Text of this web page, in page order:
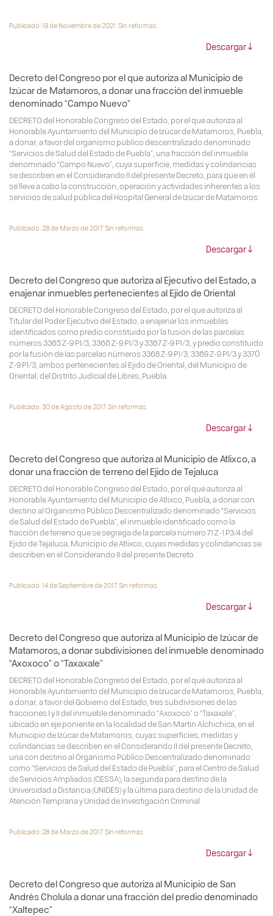
Publicado: 19 de Noviembre de 2021. Sin reformas.
Descargar
Decreto del Congreso por el que autoriza al Municipio de
Izúcar de Matamoros, a donar una fracción del inmueble
denominado “Campo Nuevo”
DECRETO del Honorable Congreso del Estado, por el que autoriza al
Honorable Ayuntamiento del Municipio de Izúcar de Matamoros, Puebla,
a donar, a favor del organismo público descentralizado denominado
“Servicios de Salud del Estado de Puebla”, una fracción del inmueble
denominado “Campo Nuevo”, cuya superficie, medidas y colindancias
se describen en el Considerando II del presente Decreto, para que en él
se lleve a cabo la construcción, operación y actividades inherentes a los
servicios de salud pública del Hospital General de Izúcar de Matamoros.
Publicado: 28 de Marzo de 2017. Sin reformas.
Descargar
Decreto del Congreso que autoriza al Ejecutivo del Estado, a
enajenar inmuebles pertenecientes al Ejido de Oriental
DECRETO del Honorable Congreso del Estado, por el que autoriza al
Titular del Poder Ejecutivo del Estado, a enajenar los inmuebles
identificados como predio constituido por la fusión de las parcelas
números 3365 Z-9 P1/3, 3366 Z-9 P1/3 y 3367 Z-9 P1/3, y predio constituido
por la fusión de las parcelas números 3368 Z-9 P1/3, 3369 Z-9 P1/3 y 3370
Z-9 P1/3, ambos pertenecientes al Ejido de Oriental, del Municipio de
Oriental, del Distrito Judicial de Libres, Puebla.
Publicado: 30 de Agosto de 2017. Sin reformas.
Descargar
Decreto del Congreso que autoriza al Municipio de Atlixco, a
donar una fracción de terreno del Ejido de Tejaluca
DECRETO del Honorable Congreso del Estado, por el que autoriza al
Honorable Ayuntamiento del Municipio de Atlixco, Puebla, a donar con
destino al Organismo Público Descentralizado denominado “Servicios
de Salud del Estado de Puebla”, el inmueble identificado como la
fracción de terreno que se segrega de la parcela número 71 Z-1 P3/4 del
Ejido de Tejaluca, Municipio de Atlixco, cuyas medidas y colindancias se
describen en el Considerando II del presente Decreto.
Publicado: 14 de Septiembre de 2017. Sin reformas.
Descargar
Decreto del Congreso que autoriza al Municipio de Izúcar de
Matamoros, a donar subdivisiones del inmueble denominado
“Axoxoco” o “Taxaxale”
DECRETO del Honorable Congreso del Estado, por el que autoriza al
Honorable Ayuntamiento del Municipio de Izúcar de Matamoros, Puebla,
a donar, a favor del Gobierno del Estado, tres subdivisiones de las
fracciones I y II del inmueble denominado “Axoxoco” o “Taxaxale”,
ubicado en eje poniente en la localidad de San Martín Alchichica, en el
Municipio de Izúcar de Matamoros, cuyas superficies, medidas y
colindancias se describen en el Considerando II del presente Decreto,
una con destino al Organismo Público Descentralizado denominado
como “Servicios de Salud del Estado de Puebla”, para el Centro de Salud
de Servicios Ampliados (CESSA), la segunda para destino de la
Universidad a Distancia (UNIDES) y la última para destino de la Unidad de
Atención Temprana y Unidad de Investigación Criminal.
Publicado: 28 de Marzo de 2017. Sin reformas
Descargar
Decreto del Congreso que autoriza al Municipio de San
Andrés Cholula a donar una fracción del predio denominado
“Xaltepec”